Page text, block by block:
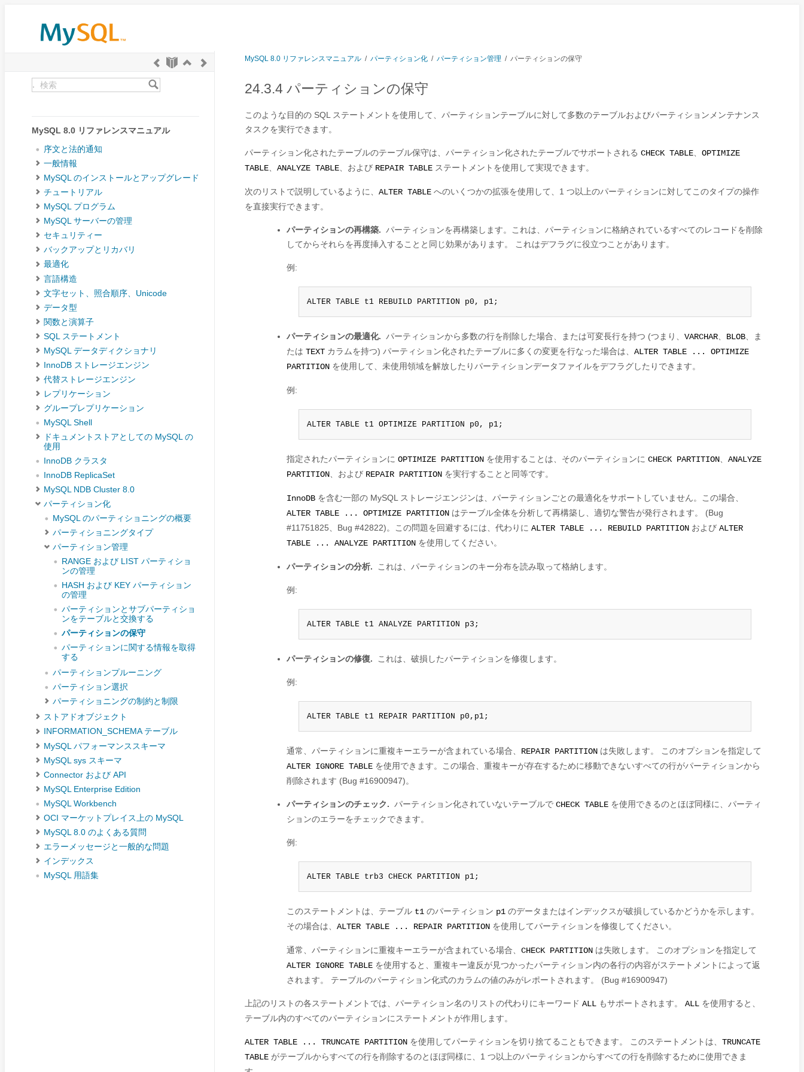
MySQL 8.0 リファレンスマニュアル
序文と法的通知
一般情報
MySQL のインストールとアップグレード
チュートリアル
MySQL プログラム
MySQL サーバーの管理
セキュリティー
バックアップとリカバリ
最適化
言語構造
文字セット、照合順序、Unicode
データ型
関数と演算子
SQL ステートメント
MySQL データディクショナリ
InnoDB ストレージエンジン
代替ストレージエンジン
レプリケーション
グループレプリケーション
MySQL Shell
ドキュメントストアとしての MySQL の
使用
InnoDB クラスタ
InnoDB ReplicaSet
MySQL NDB Cluster 8.0
パーティション化
MySQL のパーティショニングの概要
パーティショニングタイプ
パーティション管理
RANGE および LIST パーティショ
ンの管理
HASH および KEY パーティション
の管理
パーティションとサブパーティショ
ンをテーブルと交換する
パーティションの保守
パーティションに関する情報を取得
する
パーティションプルーニング
パーティション選択
パーティショニングの制約と制限
ストアドオブジェクト
INFORMATION_SCHEMA テーブル
MySQL パフォーマンススキーマ
MySQL sys スキーマ
Connector および API
MySQL Enterprise Edition
MySQL Workbench
OCI マーケットプレイス上の MySQL
MySQL 8.0 のよくある質問
エラーメッセージと一般的な問題
インデックス
MySQL 用語集
MySQL 8.0 リファレンスマニュアル / パーティション化 / パーティション管理 / パーティションの保守
24.3.4 パーティションの保守
このような目的の SQL ステートメントを使用して、パーティションテーブルに対して多数のテーブルおよびパーティションメンテナンス
タスクを実行できます。
パーティション化されたテーブルのテーブル保守は、パーティション化されたテーブルでサポートされる CHECK TABLE
OPTIMIZE
TABLE
ANALYZE TABLE 、および REPAIR TABLE ステートメントを使用して実現できます。
次のリストで説明しているように、 ALTER TABLE へのいくつかの拡張を使用して、1 つ以上のパーティションに対してこのタイプの操作
を直接実行できます。
パーティションの再構築. パーティションを再構築します。これは、パーティションに格納されているすべてのレコードを削除
してからそれらを再度挿入することと同じ効果があります。 これはデフラグに役立つことがあります。
例:
ALTER TABLE t1 REBUILD PARTITION p0, p1;
パーティションの最適化. パーティションから多数の行を削除した場合、または可変長行を持つ (つまり、 VARCHAR BLOB 、ま
たは TEXT カラムを持つ) パーティション化されたテーブルに多くの変更を行なった場合は、 ALTER TABLE ... OPTIMIZE
PARTITION を使用して、未使用領域を解放したりパーティションデータファイルをデフラグしたりできます。
例:
ALTER TABLE t1 OPTIMIZE PARTITION p0, p1;
指定されたパーティションに OPTIMIZE PARTITION を使用することは、そのパーティションに CHECK PARTITION
ANALYZE
PARTITION 、および REPAIR PARTITION を実行することと同等です。
InnoDB を含む一部の MySQL ストレージエンジンは、パーティションごとの最適化をサポートしていません。この場合、
ALTER TABLE ... OPTIMIZE PARTITION はテーブル全体を分析して再構築し、適切な警告が発行されます。 (Bug
#11751825、Bug #42822)。この問題を回避するには、代わりに ALTER TABLE ... REBUILD PARTITION および ALTER
TABLE ... ANALYZE PARTITION を使用してください。
パーティションの分析. これは、パーティションのキー分布を読み取って格納します。
例:
ALTER TABLE t1 ANALYZE PARTITION p3;
パーティションの修復. これは、破損したパーティションを修復します。
例:
ALTER TABLE t1 REPAIR PARTITION p0,p1;
通常、パーティションに重複キーエラーが含まれている場合、 REPAIR PARTITION は失敗します。 このオプションを指定して
ALTER IGNORE TABLE を使用できます。この場合、重複キーが存在するために移動できないすべての行がパーティションから
削除されます (Bug #16900947)。
パーティションのチェック. パーティション化されていないテーブルで CHECK TABLE を使用できるのとほぼ同様に、パーティ
ションのエラーをチェックできます。
例:
ALTER TABLE trb3 CHECK PARTITION p1;
このステートメントは、テーブル t1 のパーティション p1 のデータまたはインデックスが破損しているかどうかを示します。
その場合は、 ALTER TABLE ... REPAIR PARTITION を使用してパーティションを修復してください。
通常、パーティションに重複キーエラーが含まれている場合、 CHECK PARTITION は失敗します。 このオプションを指定して
ALTER IGNORE TABLE を使用すると、重複キー違反が見つかったパーティション内の各行の内容がステートメントによって返
されます。 テーブルのパーティション化式のカラムの値のみがレポートされます。 (Bug #16900947)
上記のリストの各ステートメントでは、パーティション名のリストの代わりにキーワード ALL もサポートされます。 ALL を使用すると、
テーブル内のすべてのパーティションにステートメントが作用します。
ALTER TABLE ... TRUNCATE PARTITION を使用してパーティションを切り捨てることもできます。 このステートメントは、 TRUNCATE
TABLE がテーブルからすべての行を削除するのとほぼ同様に、1 つ以上のパーティションからすべての行を削除するために使用できま